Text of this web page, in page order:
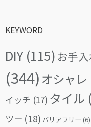
KEYWORD
DIY (115) お手
(344) オシャレ
イッチ (17) タイル
ツー (18) バリアフリー (6)